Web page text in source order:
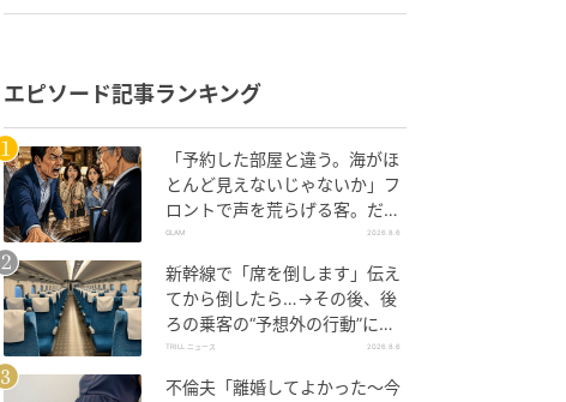
エピソード記事ランキング
「予約した部屋と違う。海がほ
とんど見えないじゃないか」フ
ロントで声を荒らげる客。だ
が、支配人が予約記録を示した
GLAM 2026.8.6
新幹線で「席を倒します」伝え
てから倒したら…→その後、後
ろの乗客の“予想外の行動”に
「不快ですぐに立ち去りまし
TRILL ニュース 2026.8.6
不倫夫「離婚してよかった〜今